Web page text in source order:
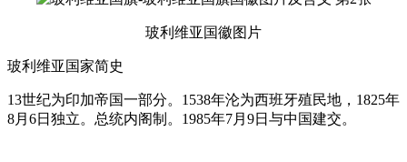
玻利维亚国徽图片
玻利维亚国家简史
13世纪为印加帝国一部分。1538年沦为西班牙殖民地，1825年
8月6日独立。总统内阁制。1985年7月9日与中国建交。